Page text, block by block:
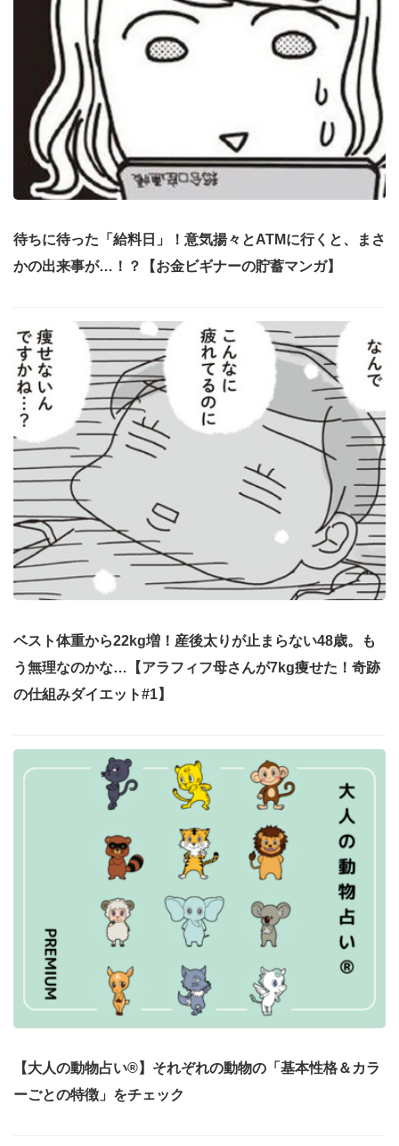
待ちに待った「給料日」！意気揚々とATMに行くと、まさ
かの出来事が…！？【お金ビギナーの貯蓄マンガ】
ベスト体重から22kg増！産後太りが止まらない48歳。も
う無理なのかな…【アラフィフ母さんが7kg痩せた！奇跡
の仕組みダイエット#1】
【大人の動物占い®】それぞれの動物の「基本性格＆カラ
ーごとの特徴」をチェック